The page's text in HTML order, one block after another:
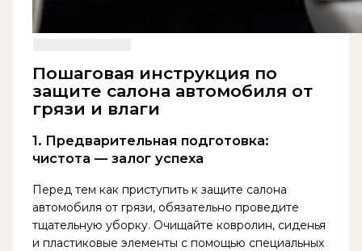
Пошаговая инструкция по
защите салона автомобиля от
грязи и влаги
1. Предварительная подготовка:
чистота — залог успеха
Перед тем как приступить к защите салона
автомобиля от грязи, обязательно проведите
тщательную уборку. Очищайте ковролин, сиденья
и пластиковые элементы с помощью специальных